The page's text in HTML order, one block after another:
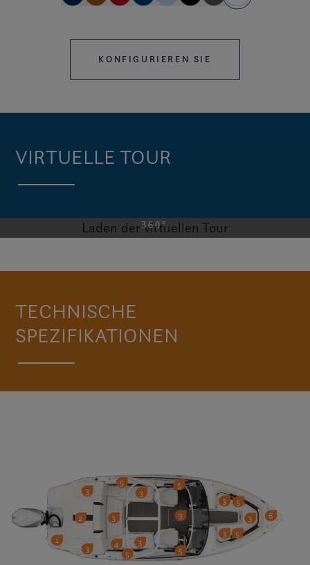
KONFIGURIEREN SIE
VIRTUELLE TOUR
Laden der virtuellen Tour
TECHNISCHE
SPEZIFIKATIONEN